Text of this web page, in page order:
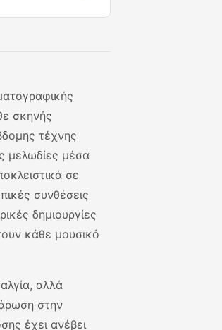
σκηνής
τέχνης
μελωδίες μέσα
σε
συνθέσεις
δημιουργίες
κάθε μουσικό
αλλά
στην
έχει ανέβει